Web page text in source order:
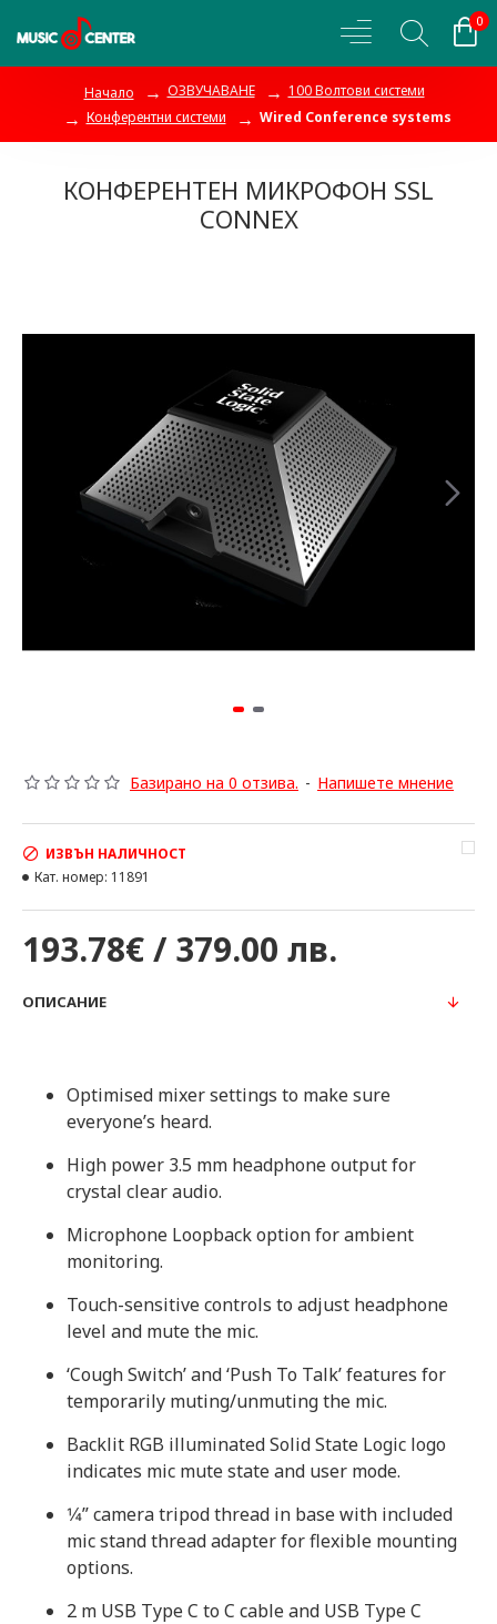
0
Начало ОЗВУЧАВАНЕ
100 Волтови системи
Конферентни системи
Wired Conference systems
КОНФЕРЕНТЕН МИКРОФОН SSL
CONNEX
Базирано на 0 отзива. - Напишете мнение
193.78€ / 379.00 лв.
ИЗВЪН НАЛИЧНОСТ
Кат. номер: 11891
ОПИСАНИЕ
Optimised mixer settings to make sure
everyone’s heard.
High power 3.5 mm headphone output for
crystal clear audio.
Microphone Loopback option for ambient
monitoring.
Touch-sensitive controls to adjust headphone
level and mute the mic.
‘Cough Switch’ and ‘Push To Talk’ features for
temporarily muting/unmuting the mic.
Backlit RGB illuminated Solid State Logic logo
indicates mic mute state and user mode.
1⁄4” camera tripod thread in base with included
mic stand thread adapter for flexible mounting
options.
2 m USB Type C to C cable and USB Type C